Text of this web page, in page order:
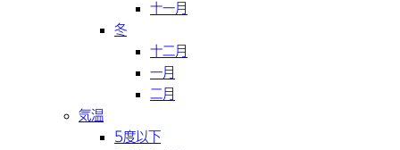
十一月
冬
十二月
一月
二月
気温
5度以下